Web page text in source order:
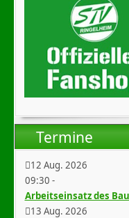
Termine
12 Aug. 2026
09:30 -
Arbeitseinsatz des
13 Aug. 2026